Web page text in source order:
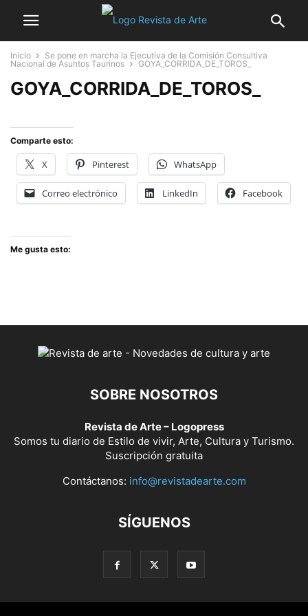
Inicio
Se pone en marcha la Ejecutiva de la Comisión Consultiva
Nacional de Asuntos Taurinos
GOYA_CORRIDA_DE_TOROS_
GOYA_CORRIDA_DE_TOROS_
Comparte esto:
X Pinterest WhatsApp
Correo electrónico LinkedIn Facebook
Me gusta esto:
SOBRE NOSOTROS
Revista de Arte – Logopress
Somos tu diario de Estilo de vivir, Arte, Cultura y Turismo.
Suscripción gratuita
Contáctanos: info@revistadearte.com
SÍGUENOS